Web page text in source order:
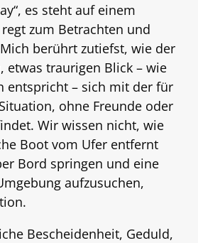
es steht auf einem
zum Betrachten und
berührt zutiefst, wie der
etwas traurigen Blick – wie
entspricht – sich mit der für
ohne Freunde oder
Wir wissen nicht, wie
Boot vom Ufer entfernt
Bord springen und eine
aufzusuchen,
Bescheidenheit, Geduld,